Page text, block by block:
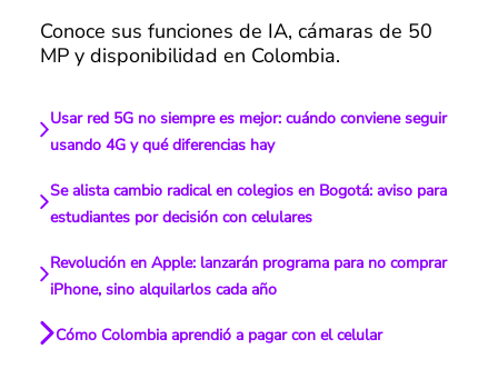
Conoce sus funciones de IA, cámaras de 50
MP y disponibilidad en Colombia.
Usar red 5G no siempre es mejor: cuándo conviene seguir
usando 4G y qué diferencias hay
Se alista cambio radical en colegios en Bogotá: aviso para
estudiantes por decisión con celulares
Revolución en Apple: lanzarán programa para no comprar
iPhone, sino alquilarlos cada año
Cómo Colombia aprendió a pagar con el celular